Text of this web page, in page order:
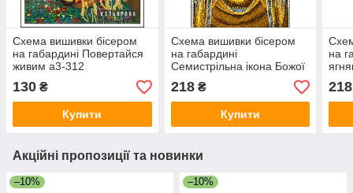
Схема вишивки бісером
на габардині Повертайся
живим а3-312
130 ₴
Купити
Схема вишивки бісером
на габардині
Семистрільна ікона Божої
Матер 40х60-3085
218₴
Купити
на
218
Акційні пропозиції та новинки
–10% –10%